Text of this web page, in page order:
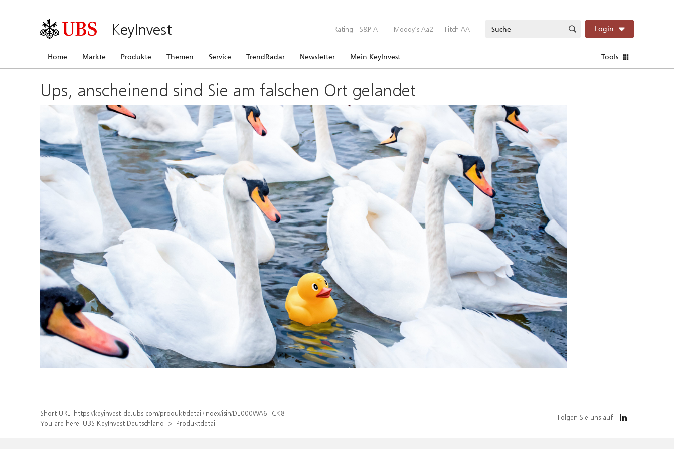
KeyInvest Rating: S&P A+ | Moody’s Aa2 | Fitch AA Login
Home Märkte Produkte Themen Service TrendRadar Newsletter Mein KeyInvest Tools
Ups, anscheinend sind Sie am falschen Ort gelandet
Short URL: https://keyinvest-de.ubs.com/produkt/detail/index/isin/DE000WA6HCK8
You are here: UBS KeyInvest Deutschland Produktdetail
Folgen Sie uns auf